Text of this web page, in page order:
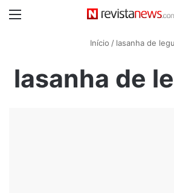
Início / lasanha de
lasanha de